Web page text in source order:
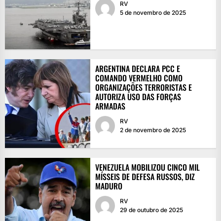
RV
5 de novembro de 2025
ARGENTINA DECLARA PCC E
COMANDO VERMELHO COMO
ORGANIZAÇÕES TERRORISTAS E
AUTORIZA USO DAS FORÇAS
ARMADAS
RV
2 de novembro de 2025
VENEZUELA MOBILIZOU CINCO MIL
MÍSSEIS DE DEFESA RUSSOS, DIZ
MADURO
RV
29 de outubro de 2025